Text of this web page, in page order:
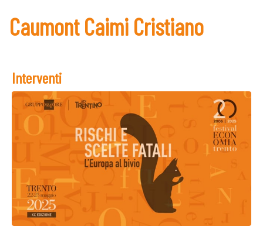
Caumont Caimi Cristiano
Interventi